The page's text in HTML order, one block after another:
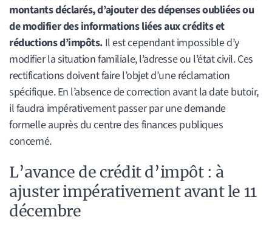
montants déclarés, d’ajouter des dépenses oubliées ou
de modifier des informations liées aux crédits et
réductions d’impôts. Il est cependant impossible d’y
modifier la situation familiale, l’adresse ou l’état civil. Ces
rectifications doivent faire l’objet d’une réclamation
spécifique. En l’absence de correction avant la date butoir,
il faudra impérativement passer par une demande
formelle auprès du centre des finances publiques
concerné.
L’avance de crédit d’impôt : à
ajuster impérativement avant le 11
décembre